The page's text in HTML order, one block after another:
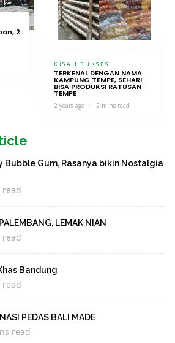
2
KISAH SUKSES
TERKENAL DENGAN NAMA
KAMPUNG TEMPE, SEHARI
BISA PRODUKSI RATUSAN
TEMPE
2 years ago 2 mins read
Bubble Gum, Rasanya bikin Nostalgia
read
LEMAK NIAN
read
Bandung
read
PEDAS BALI MADE
read